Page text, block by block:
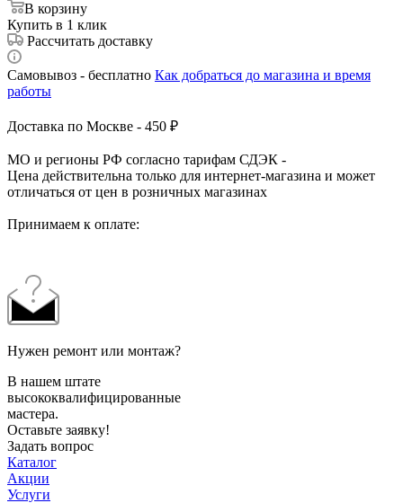
В корзину
Купить в 1 клик
Рассчитать доставку
Самовывоз - бесплатно Как добраться до магазина и время
работы
Доставка по Москве - 450 ₽
МО и регионы РФ согласно тарифам СДЭК -
Цена действительна только для интернет-магазина и может
отличаться от цен в розничных магазинах
Принимаем к оплате:
Нужен ремонт или монтаж?
В нашем штате
высококвалифицированные
мастера.
Оставьте заявку!
Задать вопрос
Каталог
Акции
Услуги